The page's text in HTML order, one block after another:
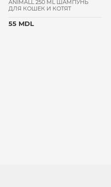
ANIMALL 250 ML ШАМПУНЬ
ДЛЯ КОШЕК И КОТЯТ
55 MDL